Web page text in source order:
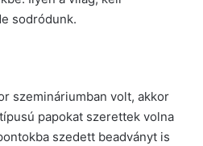
sodródunk.
szemináriumban volt, akkor
papokat szerettek volna
szedett beadványt is